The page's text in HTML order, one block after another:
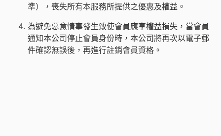
準），喪失所有本服務所提供之優惠及權益。
為避免惡意情事發生致使會員應享權益損失，當會員
通知本公司停止會員身份時，本公司將再次以電子郵
件確認無誤後，再進行註銷會員資格。